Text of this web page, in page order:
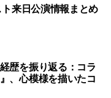
来日公演情報まとめ
歴を振り返る：コラ
、心模様を描いたコ